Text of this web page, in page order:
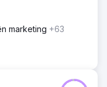
marketing +63